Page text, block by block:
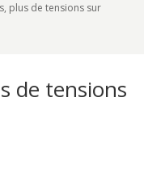
plus de tensions sur
de tensions